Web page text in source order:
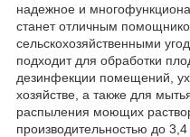
надежное и
станет отличным
сельскохозяйственными
подходит для обработки
дезинфекции помещений,
хозяйстве, а также для
распыления моющих
производительностью до